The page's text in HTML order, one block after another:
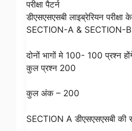
परीक्षा पैटर्न
डीएसएसएसबी लाइब्रेरियन परीक्षा
SECTION-A & SECTION-B
दोनों भागों मे 100- 100 प्रश्न
कुल प्रश्न 200
कुल अंक – 200
SECTION A डीएसएसएसबी की